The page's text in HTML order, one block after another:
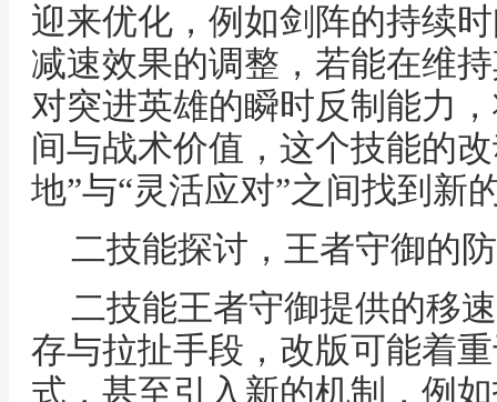
迎来优化，例如剑阵的持续
减速效果的调整，若能在维
对突进英雄的瞬时反制能力
间与战术价值，这个技能的
地”与“灵活应对”之间找到新
二技能探讨，王者守御的
二技能王者守御提供的移
存与拉扯手段，改版可能着
式，甚至引入新的机制，例